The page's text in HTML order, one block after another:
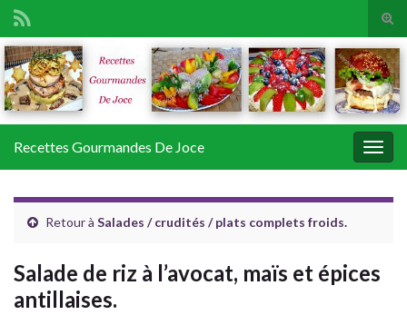
Search for:
Recettes Gourmandes De Joce
Retour à Salades / crudités / plats complets froids.
Salade de riz à l’avocat, maïs et épices
antillaises.